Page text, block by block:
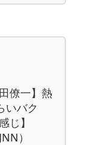
僚一】熱
いバク
じ】
）